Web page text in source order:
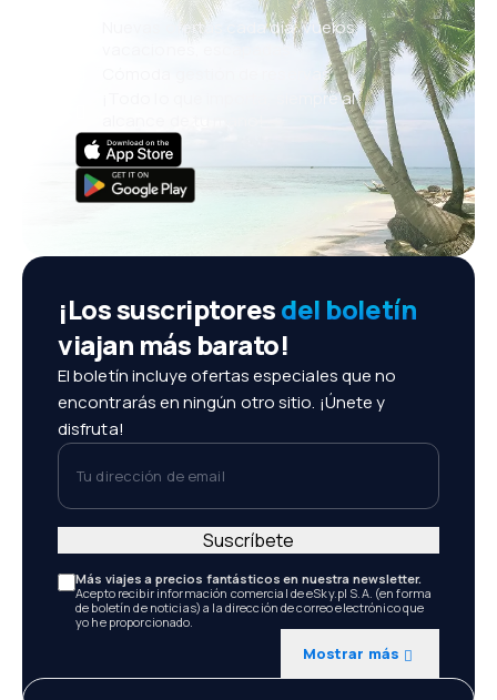
Nuevas ofertas cada día: vuelos,
vacaciones, escapadas
Cómoda gestión de reservas
¡Todo lo que importa, siempre al
¡Los suscriptoresdel boletín
viajan más barato!
El boletín incluye ofertas especiales que no
encontrarás en ningún otro sitio. ¡Únete y
disfruta!
Tu dirección de email
Más viajes a precios fantásticos en nuestra newsletter.
Acepto recibir información comercial de eSky.pl S.A. (en forma
de boletín de noticias) a la dirección de correo electrónico que
yo he proporcionado.
Mostrar más
Suscríbete